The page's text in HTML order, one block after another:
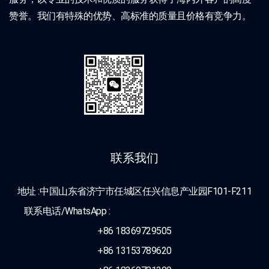
赞誉。我们有特殊的优势、高标准的质量且价格有竞争力。
联系我们
地址 :中国山东省济宁市任城区任兴信息产业园F101-F211
联系电话/WhatsApp :
+86 18369729505
+86 13153789620